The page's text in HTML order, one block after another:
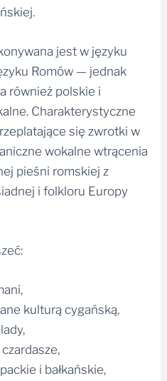
jest w języku
Romów — jednak
również polskie i
Charakterystyczne
się zwrotki w
wokalne wtrącenia
pieśni romskiej z
i folkloru Europy
kulturą cygańską,
i bałkańskie,